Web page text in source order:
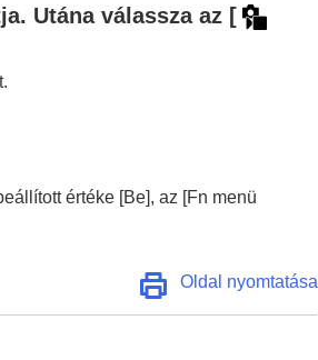
Utána válassza az [
értéke [Be], az [Fn menü
Oldal nyomtatása